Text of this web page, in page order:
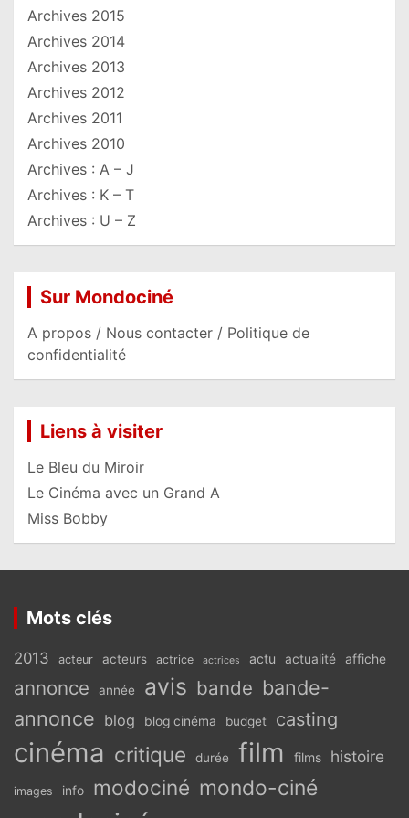
Archives 2015
Archives 2014
Archives 2013
Archives 2012
Archives 2011
Archives 2010
Archives : A – J
Archives : K – T
Archives : U – Z
Sur Mondociné
A propos / Nous contacter / Politique de
confidentialité
Liens à visiter
Le Bleu du Miroir
Le Cinéma avec un Grand A
Miss Bobby
Mots clés
2013 acteur acteurs actrice actrices actu actualité affiche
annonce année avis bande bande-
annonce blog blog cinéma budget casting
cinéma critique durée film films histoire
images info modociné mondo-ciné